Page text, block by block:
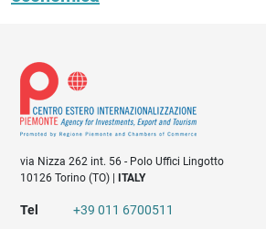
via Nizza 262 int. 56 - Polo Uffici Lingotto
10126 Torino (TO) |
ITALY
Tel
+39 011 6700511